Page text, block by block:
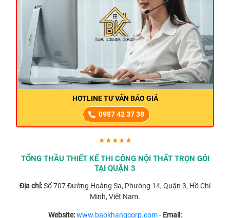
HOTLINE TƯ VẤN BÁO GIÁ
0987 42 37 38
★★★★★
TỔNG THẦU THIẾT KẾ THI CÔNG NỘI THẤT TRỌN GÓI
TẠI QUẬN 3
Địa chỉ:Số 707 Đường Hoàng Sa, Phường 14, Quận 3, Hồ Chí
Minh, Việt Nam.
Website:www.baokhangcorp.com- Email: